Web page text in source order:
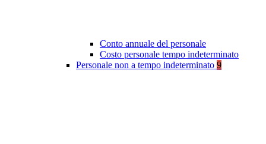
Conto annuale del personale
Costo personale tempo indeterminato
Personale non a tempo indeterminato 9